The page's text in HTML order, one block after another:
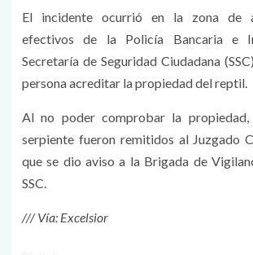
El incidente ocurrió en la zona de
efectivos de la Policía Bancaria e
Secretaría de Seguridad Ciudadana
persona acreditar la propiedad del reptil.
Al no poder comprobar la
serpiente fueron remitidos al Juzgado
que se dio aviso a la Brigada de
SSC.
/// Vía: Excelsior